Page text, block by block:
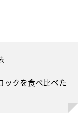
ックを食べ比べた